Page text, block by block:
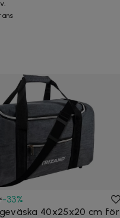
-33%
40x25x20 cm för